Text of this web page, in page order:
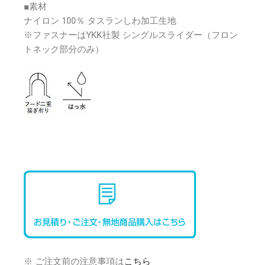
■素材
ナイロン 100％ タスランしわ加工生地
※ファスナーはYKK社製 シングルスライダー（フロン
トネック部分のみ）
※ ご注文前の注意事項はこちら